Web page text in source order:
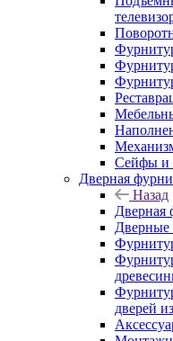
Сейфы и
Дверная
Назад
Дверная
Дверные
дверей